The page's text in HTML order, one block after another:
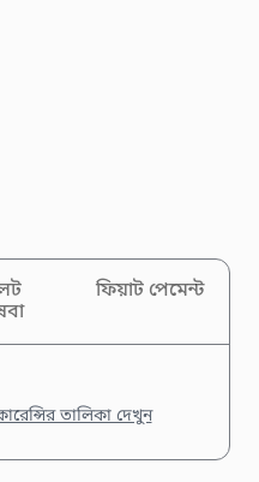
ফিয়াট পেমেন্ট
তালিকা দেখুন